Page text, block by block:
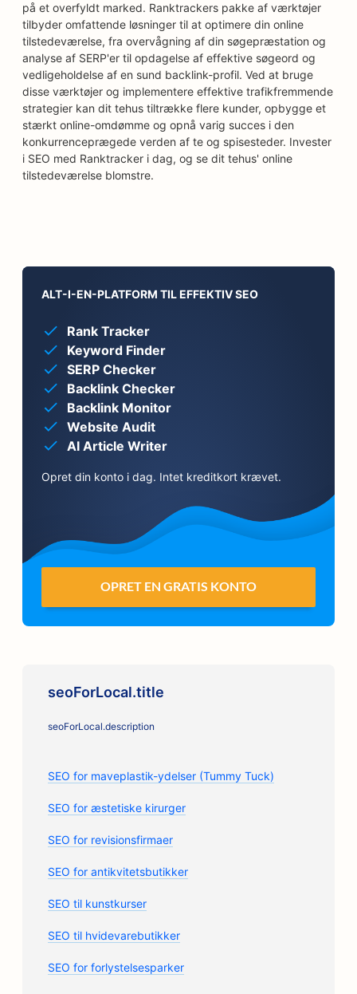
på et overfyldt marked. Ranktrackers pakke af værktøjer
tilbyder omfattende løsninger til at optimere din online
tilstedeværelse, fra overvågning af din søgepræstation og
analyse af SERP'er til opdagelse af effektive søgeord og
vedligeholdelse af en sund backlink-profil. Ved at bruge
disse værktøjer og implementere effektive trafikfremmende
strategier kan dit tehus tiltrække flere kunder, opbygge et
stærkt online-omdømme og opnå varig succes i den
konkurrenceprægede verden af te og spisesteder. Invester
i SEO med Ranktracker i dag, og se dit tehus' online
tilstedeværelse blomstre.
ALT-I-EN-PLATFORM TIL EFFEKTIV SEO
Rank Tracker
Keyword Finder
SERP Checker
Backlink Checker
Backlink Monitor
Website Audit
AI Article Writer
Opret din konto i dag. Intet kreditkort krævet.
OPRET EN GRATIS KONTO
seoForLocal.title
seoForLocal.description
SEO for maveplastik-ydelser (Tummy Tuck)
SEO for æstetiske kirurger
SEO for revisionsfirmaer
SEO for antikvitetsbutikker
SEO til kunstkurser
SEO til hvidevarebutikker
SEO for forlystelsesparker